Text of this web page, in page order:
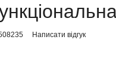
Написати відгук